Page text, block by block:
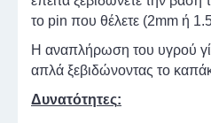
το pin που θέλετε (2mm ή
Η αναπλήρωση του υγρού
απλά ξεβιδώνοντας το
Δυνατότητες: